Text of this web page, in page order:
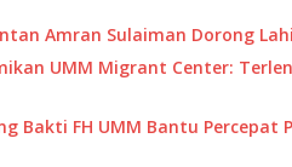
Amran Sulaiman Dorong
UMM Migrant Center:
Bakti FH UMM Bantu Percepat